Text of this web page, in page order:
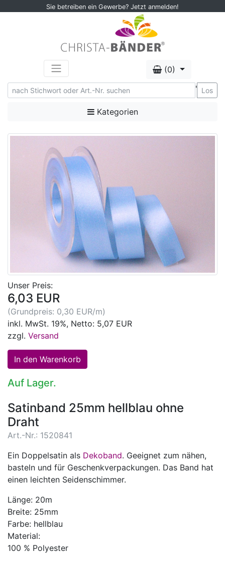
Sie betreiben ein Gewerbe? Jetzt anmelden!
(0)
' Los
Kategorien
Unser Preis:
6,03 EUR
(Grundpreis: 0,30 EUR/m)
inkl. MwSt. 19%, Netto: 5,07 EUR
zzgl. Versand
Auf Lager.
Satinband 25mm hellblau ohne
Draht
Art.-Nr.: 1520841
Ein Doppelsatin als Dekoband. Geeignet zum nähen,
basteln und für Geschenkverpackungen. Das Band hat
einen leichten Seidenschimmer.
Länge: 20m
Breite: 25mm
Farbe: hellblau
Material:
100 % Polyester